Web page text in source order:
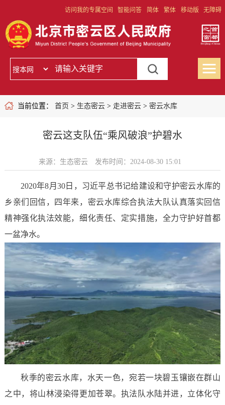
访问我的专属空间 智能问答 简体 繁体 移动版 无障碍
当前位置： 首页 > 生态密云> 走进密云> 密云水库
密云这支队伍“乘风破浪”护碧水
来源：生态密云 发布时间：2024-08-30 15:01
2020年8月30日，习近平总书记给建设和守护密云水库的
乡亲们回信，四年来，密云水库综合执法大队认真落实回信
精神强化执法效能，细化责任、定实措施，全力守护好首都
一盆净水。
秋季的密云水库，水天一色，宛若一块碧玉镶嵌在群山
之中，将山林浸染得更加苍翠。执法队水陆并进，立体化守